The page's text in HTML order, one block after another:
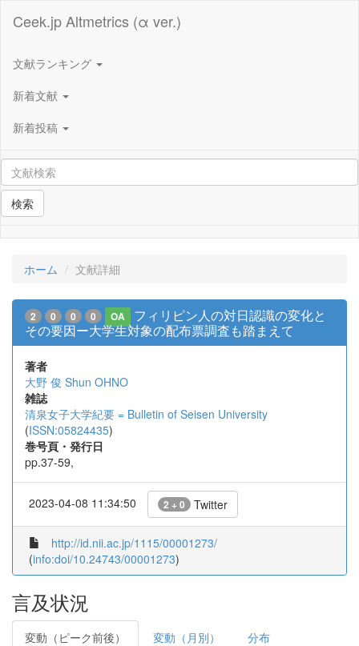
Ceek.jp Altmetrics (α ver.)
文献ランキング
新着文献
新着投稿
検索
ホーム 文献詳細
2 0 0 0 OA
フィリピン人の対日認識の変化と
その要因ー大学生対象の配布票調査も踏まえて
著者
大野 俊 Shun OHNO
雑誌
清泉女子大学紀要 = Bulletin of Seisen University
(ISSN:05824435)
巻号頁・発行日
pp.37-59,
2023-04-08 11:34:50 2 + 0 Twitter
http://id.nii.ac.jp/1115/00001273/
(info:doi/10.24743/00001273)
言及状況
変動（ピーク前後） 変動（月別） 分布